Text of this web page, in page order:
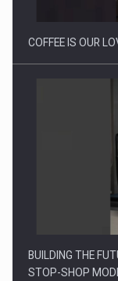
COFFEE IS OUR
BUILDING THE
STOP-SHOP